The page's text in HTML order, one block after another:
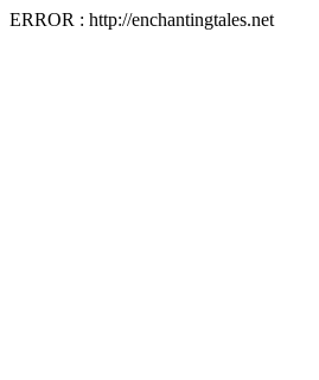
ERROR : http://enchantingtales.net